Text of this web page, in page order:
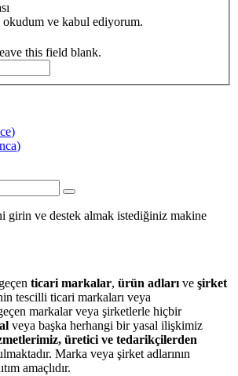
okudum ve kabul ediyorum.
this field blank.
)
)
girin ve destek almak istediğiniz makine
ticari markalar, ürün adları ve şirket
tescilli ticari markaları veya
markalar veya şirketlerle hiçbir
veya başka herhangi bir yasal ilişkimiz
üretici ve tedarikçilerden
Marka veya şirket adlarının
amaçlıdır.